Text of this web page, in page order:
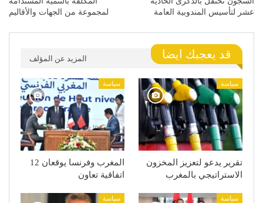
عشر لتأسيس المندوبية العامة
لمجموعة من الجهات والأقاليم
قد يعجبك ايضا المزيد عن المؤلف
سياسة
تقرير يدعو لتعزيز المخزون
الاستراتيجي بالمغرب
سياسة
المغرب وفرنسا يوقعان 12
اتفاقية تعاون
سياسة سياسة